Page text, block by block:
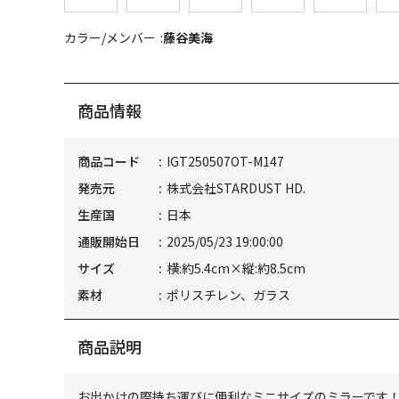
カラー/メンバー 藤谷美海
商品情報
商品コード
IGT250507OT-M147
発売元
株式会社STARDUST HD.
生産国
日本
通販開始日
2025/05/23 19:00:00
サイズ
横:約5.4cm×縦:約8.5cm
素材
ポリスチレン、ガラス
商品説明